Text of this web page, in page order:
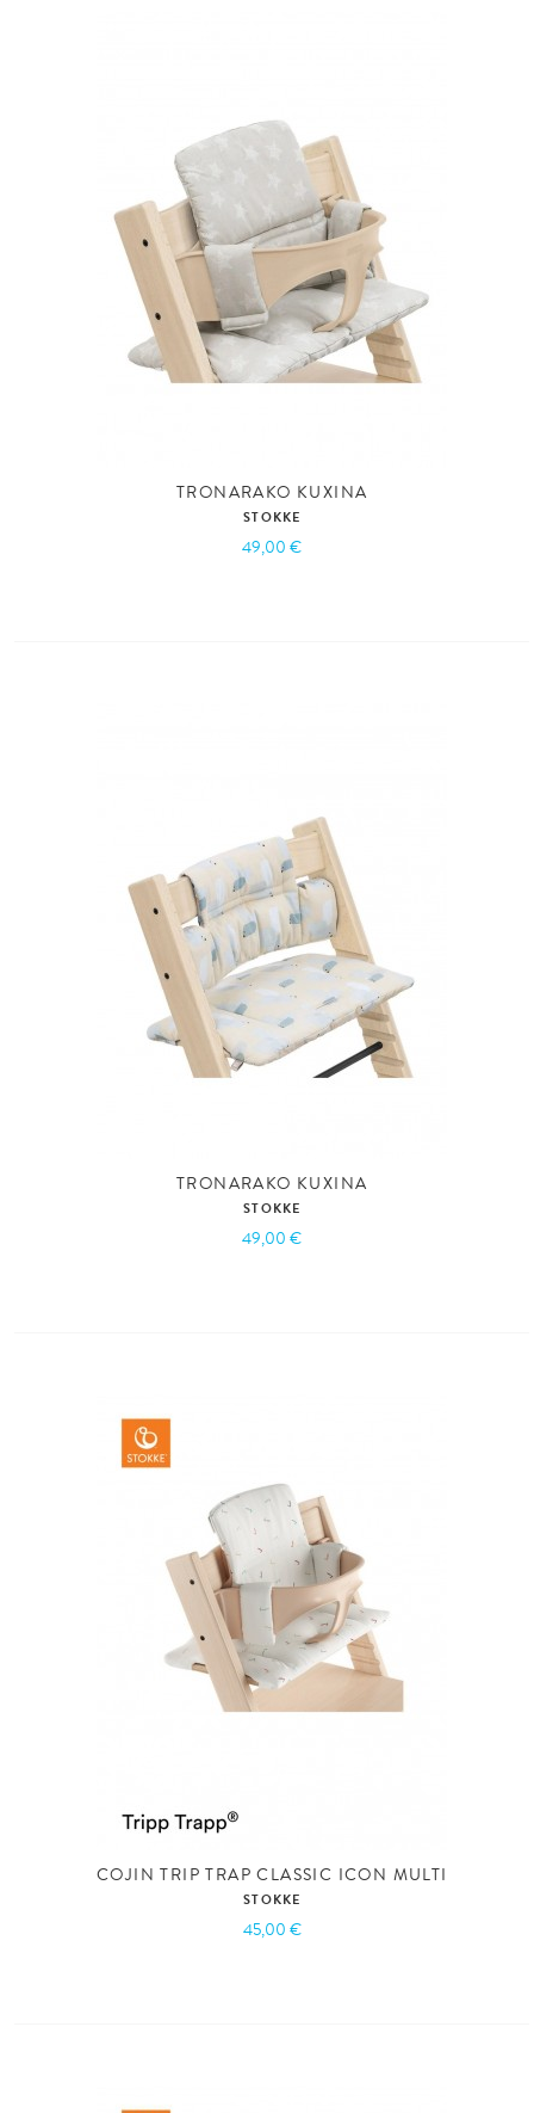
TRONARAKO KUXINA
STOKKE
49,00 €
TRONARAKO KUXINA
STOKKE
49,00 €
COJIN TRIP TRAP CLASSIC ICON MULTI
STOKKE
45,00 €